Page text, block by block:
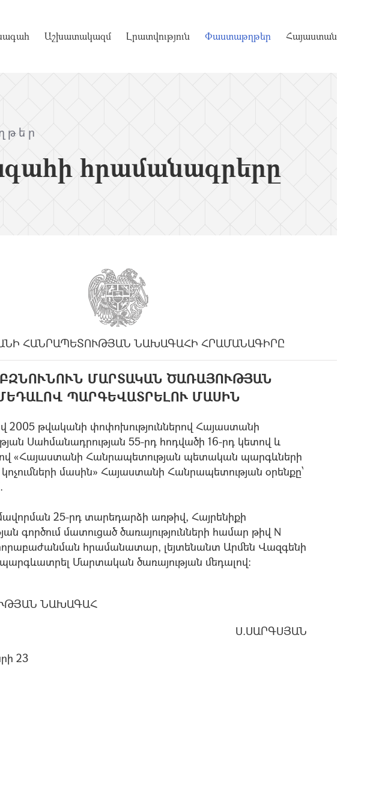
Աշխատակազմ Լրատվություն Փաստաթղթեր Հայաստան
հրամանագրերը
ՀԱՆՐԱՊԵՏՈՒԹՅԱՆ ՆԱԽԱԳԱՀԻ ՀՐԱՄԱՆԱԳԻՐԸ
ՄԱՐՏԱԿԱՆ ԾԱՌԱՅՈՒԹՅԱՆ
ՊԱՐԳԵՎԱՏՐԵԼՈՒ ՄԱՍԻՆ
2005 թվականի փոփոխություններով Հայաստանի
Սահմանադրության 55-րդ հոդվածի 16-րդ կետով և
«Հայաստանի Հանրապետության պետական պարգևների
մասին» Հայաստանի Հանրապետության օրենքը՝
25-րդ տարեդարձի առթիվ, Հայրենիքի
գործում մատուցած ծառայությունների համար թիվ N
հրամանատար, լեյտենանտ Արմեն Վազգենի
Մարտական ծառայության մեդալով:
ՆԱԽԱԳԱՀ
Ս.ՍԱՐԳՍՅԱՆ
23